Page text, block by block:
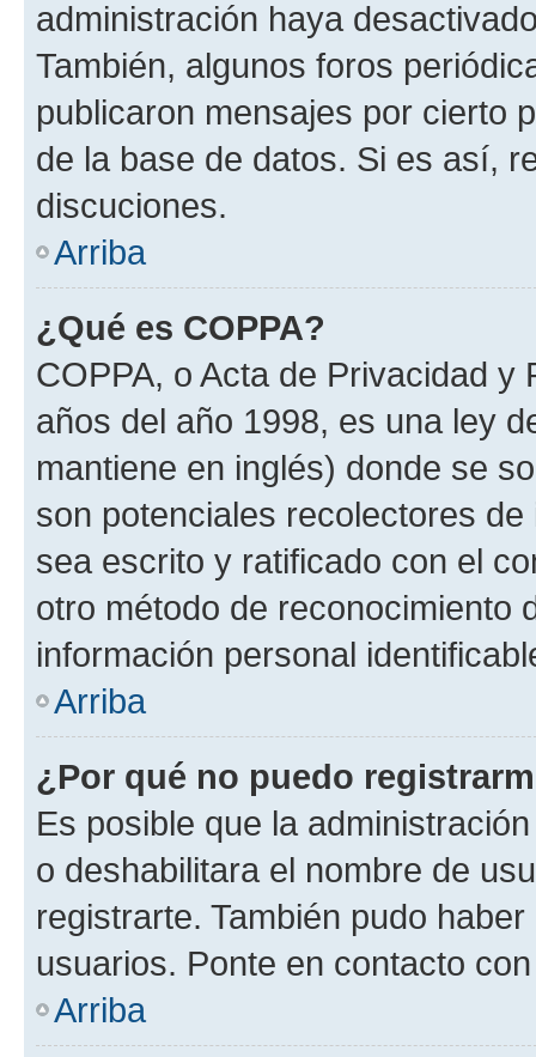
administración haya
También, algunos foros
publicaron mensajes por cierto
de la base de datos. Si es así,
discuciones.
Arriba
¿Qué es COPPA?
COPPA, o Acta de Privacidad
años del año 1998, es una ley
mantiene en inglés) donde se
son potenciales recolectores
sea escrito y ratificado con el
otro método de reconocimiento
información personal
Arriba
¿Por qué no puedo
Es posible que la
o deshabilitara el nombre de
registrarte. También pudo
usuarios. Ponte en contacto
Arriba